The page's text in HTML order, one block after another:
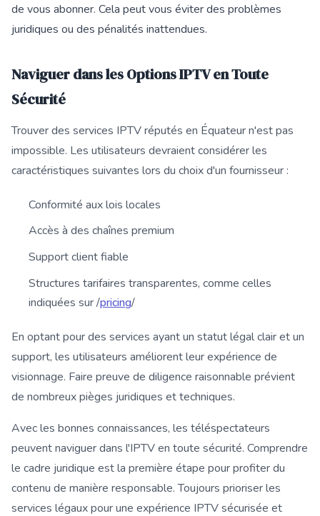
de vous abonner. Cela peut vous éviter des problèmes
juridiques ou des pénalités inattendues.
Naviguer dans les Options IPTV en Toute
Sécurité
Trouver des services IPTV réputés en Équateur n'est pas
impossible. Les utilisateurs devraient considérer les
caractéristiques suivantes lors du choix d'un fournisseur :
Conformité aux lois locales
Accès à des chaînes premium
Support client fiable
Structures tarifaires transparentes, comme celles
indiquées sur /pricing/
En optant pour des services ayant un statut légal clair et un
support, les utilisateurs améliorent leur expérience de
visionnage. Faire preuve de diligence raisonnable prévient
de nombreux pièges juridiques et techniques.
Avec les bonnes connaissances, les téléspectateurs
peuvent naviguer dans l'IPTV en toute sécurité. Comprendre
le cadre juridique est la première étape pour profiter du
contenu de manière responsable. Toujours prioriser les
services légaux pour une expérience IPTV sécurisée et